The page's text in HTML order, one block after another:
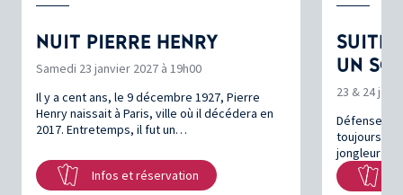
NUIT PIERRE HENRY
Samedi 23 janvier 2027 à 19h00
Il y a cent ans, le 9 décembre 1927, Pierre
Henry naissait à Paris, ville où il décédera en
2017. Entretemps, il fut un…
Infos et réservation
SUITE
UN
23 & 24
Défenseur
toujours
jongleur